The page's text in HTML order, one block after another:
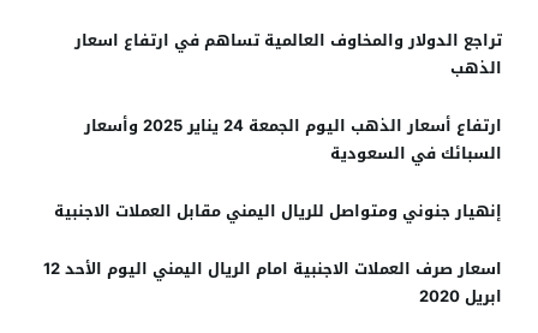
تراجع الدولار والمخاوف العالمية تساهم في ارتفاع اسعار
الذهب
ارتفاع أسعار الذهب اليوم الجمعة 24 يناير 2025 وأسعار
السبائك في السعودية
إنهيار جنوني ومتواصل للريال اليمني مقابل العملات الاجنبية
اسعار صرف العملات الاجنبية امام الريال اليمني اليوم الأحد 12
ابريل 2020